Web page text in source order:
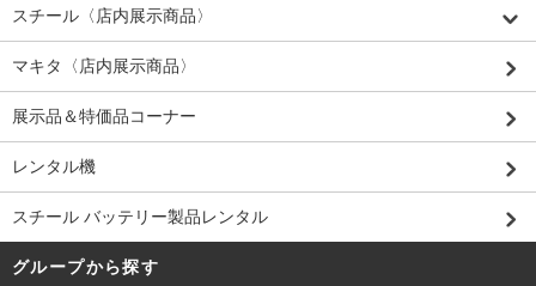
スチール〈店内展示商品〉
マキタ〈店内展示商品〉
展示品＆特価品コーナー
レンタル機
スチール バッテリー製品レンタル
グループから探す